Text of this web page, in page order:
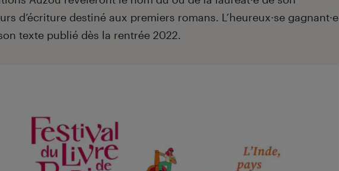
d’écriture destiné aux premiers romans. L’heureux·se gagnant·e
texte publié dès la rentrée 2022.